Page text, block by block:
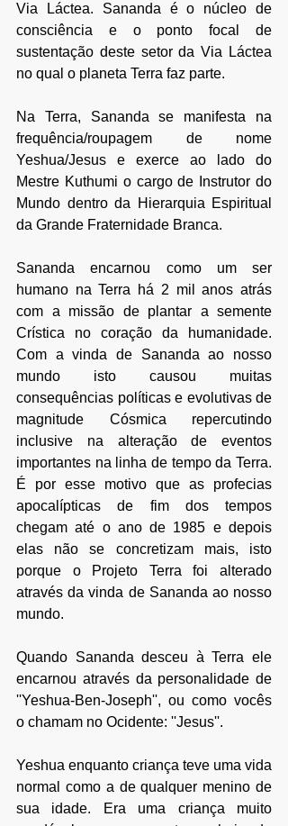
Via Láctea. Sananda é o núcleo de
consciência e o ponto focal de
sustentação deste setor da Via Láctea
no qual o planeta Terra faz parte.
Na Terra, Sananda se manifesta na
frequência/roupagem de nome
Yeshua/Jesus e exerce ao lado do
Mestre Kuthumi o cargo de Instrutor do
Mundo dentro da Hierarquia Espiritual
da Grande Fraternidade Branca.
Sananda encarnou como um ser
humano na Terra há 2 mil anos atrás
com a missão de plantar a semente
Crística no coração da humanidade.
Com a vinda de Sananda ao nosso
mundo isto causou muitas
consequências políticas e evolutivas de
magnitude Cósmica repercutindo
inclusive na alteração de eventos
importantes na linha de tempo da Terra.
É por esse motivo que as profecias
apocalípticas de fim dos tempos
chegam até o ano de 1985 e depois
elas não se concretizam mais, isto
porque o Projeto Terra foi alterado
através da vinda de Sananda ao nosso
mundo.
Quando Sananda desceu à Terra ele
encarnou através da personalidade de
''Yeshua-Ben-Joseph'', ou como vocês
o chamam no Ocidente: ''Jesus''.
Yeshua enquanto criança teve uma vida
normal como a de qualquer menino de
sua idade. Era uma criança muito